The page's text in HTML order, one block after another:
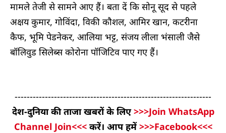
मामले तेजी से सामने आए हैं। बता दें कि सोनू सूद से पहले
अक्षय कुमार, गोविंदा, विकी कौशल, आमिर खान, कटरीना
कैफ, भूमि पेडनेकर, आलिया भट्ट, संजय लीला भंसाली जैसे
बॉलिवुड सिलेब्स कोरोना पॉजिटिव पाए गए हैं।
-----------------------------------------------------------------
देश-दुनिया की ताजा खबरों के लिए>>>Join WhatsApp
Channel Join<<< करें। आप हमें>>>Facebook<<<